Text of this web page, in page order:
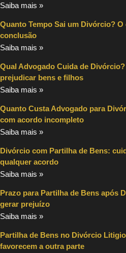
Saiba mais »
Quanto Tempo Sai um Divórcio? O
conclusão
Saiba mais »
Qual Advogado Cuida de
prejudicar bens e filhos
Saiba mais »
Quanto Custa Advogado para
com acordo incompleto
Saiba mais »
Divórcio com Partilha de Bens:
qualquer acordo
Saiba mais »
Prazo para Partilha de Bens após
gerar prejuízo
Saiba mais »
Partilha de Bens no Divórcio
favorecem a outra parte